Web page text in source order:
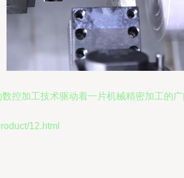
控加工技术驱动着一片机械精密加工的
12.html